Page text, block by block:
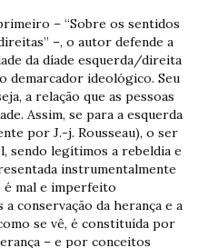
– “Sobre os sentidos
–, o autor defende a
da díade esquerda/direita
demarcador ideológico. Seu
a relação que as pessoas
Assim, se para a esquerda
por J.-j. Rousseau), o ser
sendo legítimos a rebeldia e
instrumentalmente
é mal e imperfeito
conservação da herança e a
se vê, é constituída por
– e por conceitos